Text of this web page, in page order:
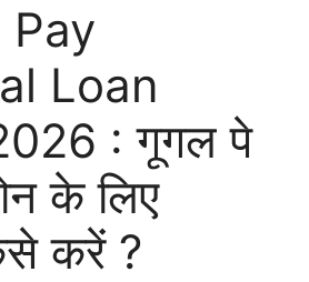
Pay
Loan
: गूगल पे
के लिए
करें ?